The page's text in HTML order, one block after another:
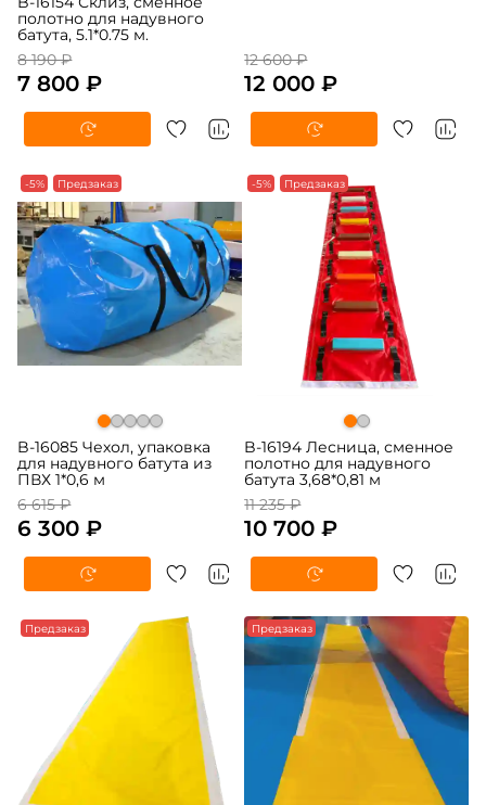
полотно для надувного
батута, 5.1*0.75 м.
8 190 ₽
7 800 ₽
12 600 ₽
12 000 ₽
-5% Предзаказ
B-16085 Чехол, упаковка
для надувного батута из
ПВХ 1*0,6 м
6 615 ₽
6 300 ₽
-5% Предзаказ
B-16194 Лесница, сменное
полотно для надувного
батута 3,68*0,81 м
11 235 ₽
10 700 ₽
-5% Предзаказ -5% Предзаказ